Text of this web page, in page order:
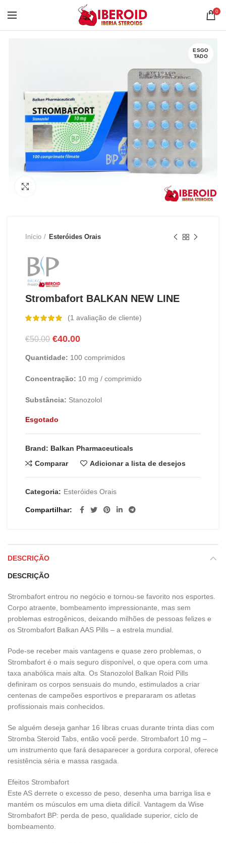
0
ESGO
TADO
Início Esteróides Orais
Strombafort BALKAN NEW LINE
(1 avaliação de cliente)
€50.00 O
original
€50.00.
€40.00O
atual
€40.00.
Quantidade: 100 comprimidos
Concentração: 10 mg / comprimido
Substância: Stanozolol
Esgotado
Brand: Balkan Pharmaceuticals
Comparar
Adicionar a lista de desejos
Categoria: Esteróides Orais
Compartilhar
DESCRIÇÃO
DESCRIÇÃO
Strombafort entrou no negócio e tornou-se favorito nos esportes.
Corpo atraente, bombeamento impressionante, mas sem
problemas estrogênicos, deixando milhões de pessoas felizes e
os Strombafort Balkan AAS Pills – a estrela mundial.
Pode-se receber mais vantagens e quase zero problemas, o
Strombafort é o mais seguro disponível, o que opera com uma
taxa anabólica mais alta. Os Stanozolol Balkan Roid Pills
definiram os corpos sensuais do mundo, estimulados a criar
centenas de campeões esportivos e prepararam os atletas
profissionais mais conhecidos.
Se alguém deseja ganhar 16 libras cruas durante trinta dias com
Stromba Steroid Tabs, então você perde. Strombafort 10 mg –
um instrumento que fará desaparecer a gordura corporal, oferece
resistência séria e massa rasgada.
Efeitos Strombafort
Este AS derrete o excesso de peso, desenha uma barriga lisa e
mantém os músculos em uma dieta difícil. Vantagem da Wise
Strombafort BP: perda de peso, qualidade superior, ciclo de
bombeamento.